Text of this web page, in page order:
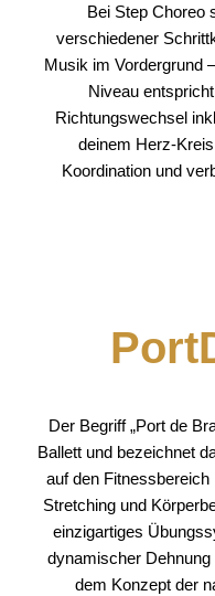
Bei Step Choreo
verschiedener
Musik im Vordergrund
Niveau
Richtungswechsel
deinem Herz-
Koordination und
Der Begriff „Port de
Ballett und bezeichnet
auf den
Stretching und
einzigartiges
dynamischer
dem Konzept der